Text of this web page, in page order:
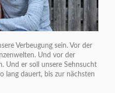
Verbeugung sein. Vor der
Und vor der
Und er soll unsere Sehnsucht
lang dauert, bis zur nächsten